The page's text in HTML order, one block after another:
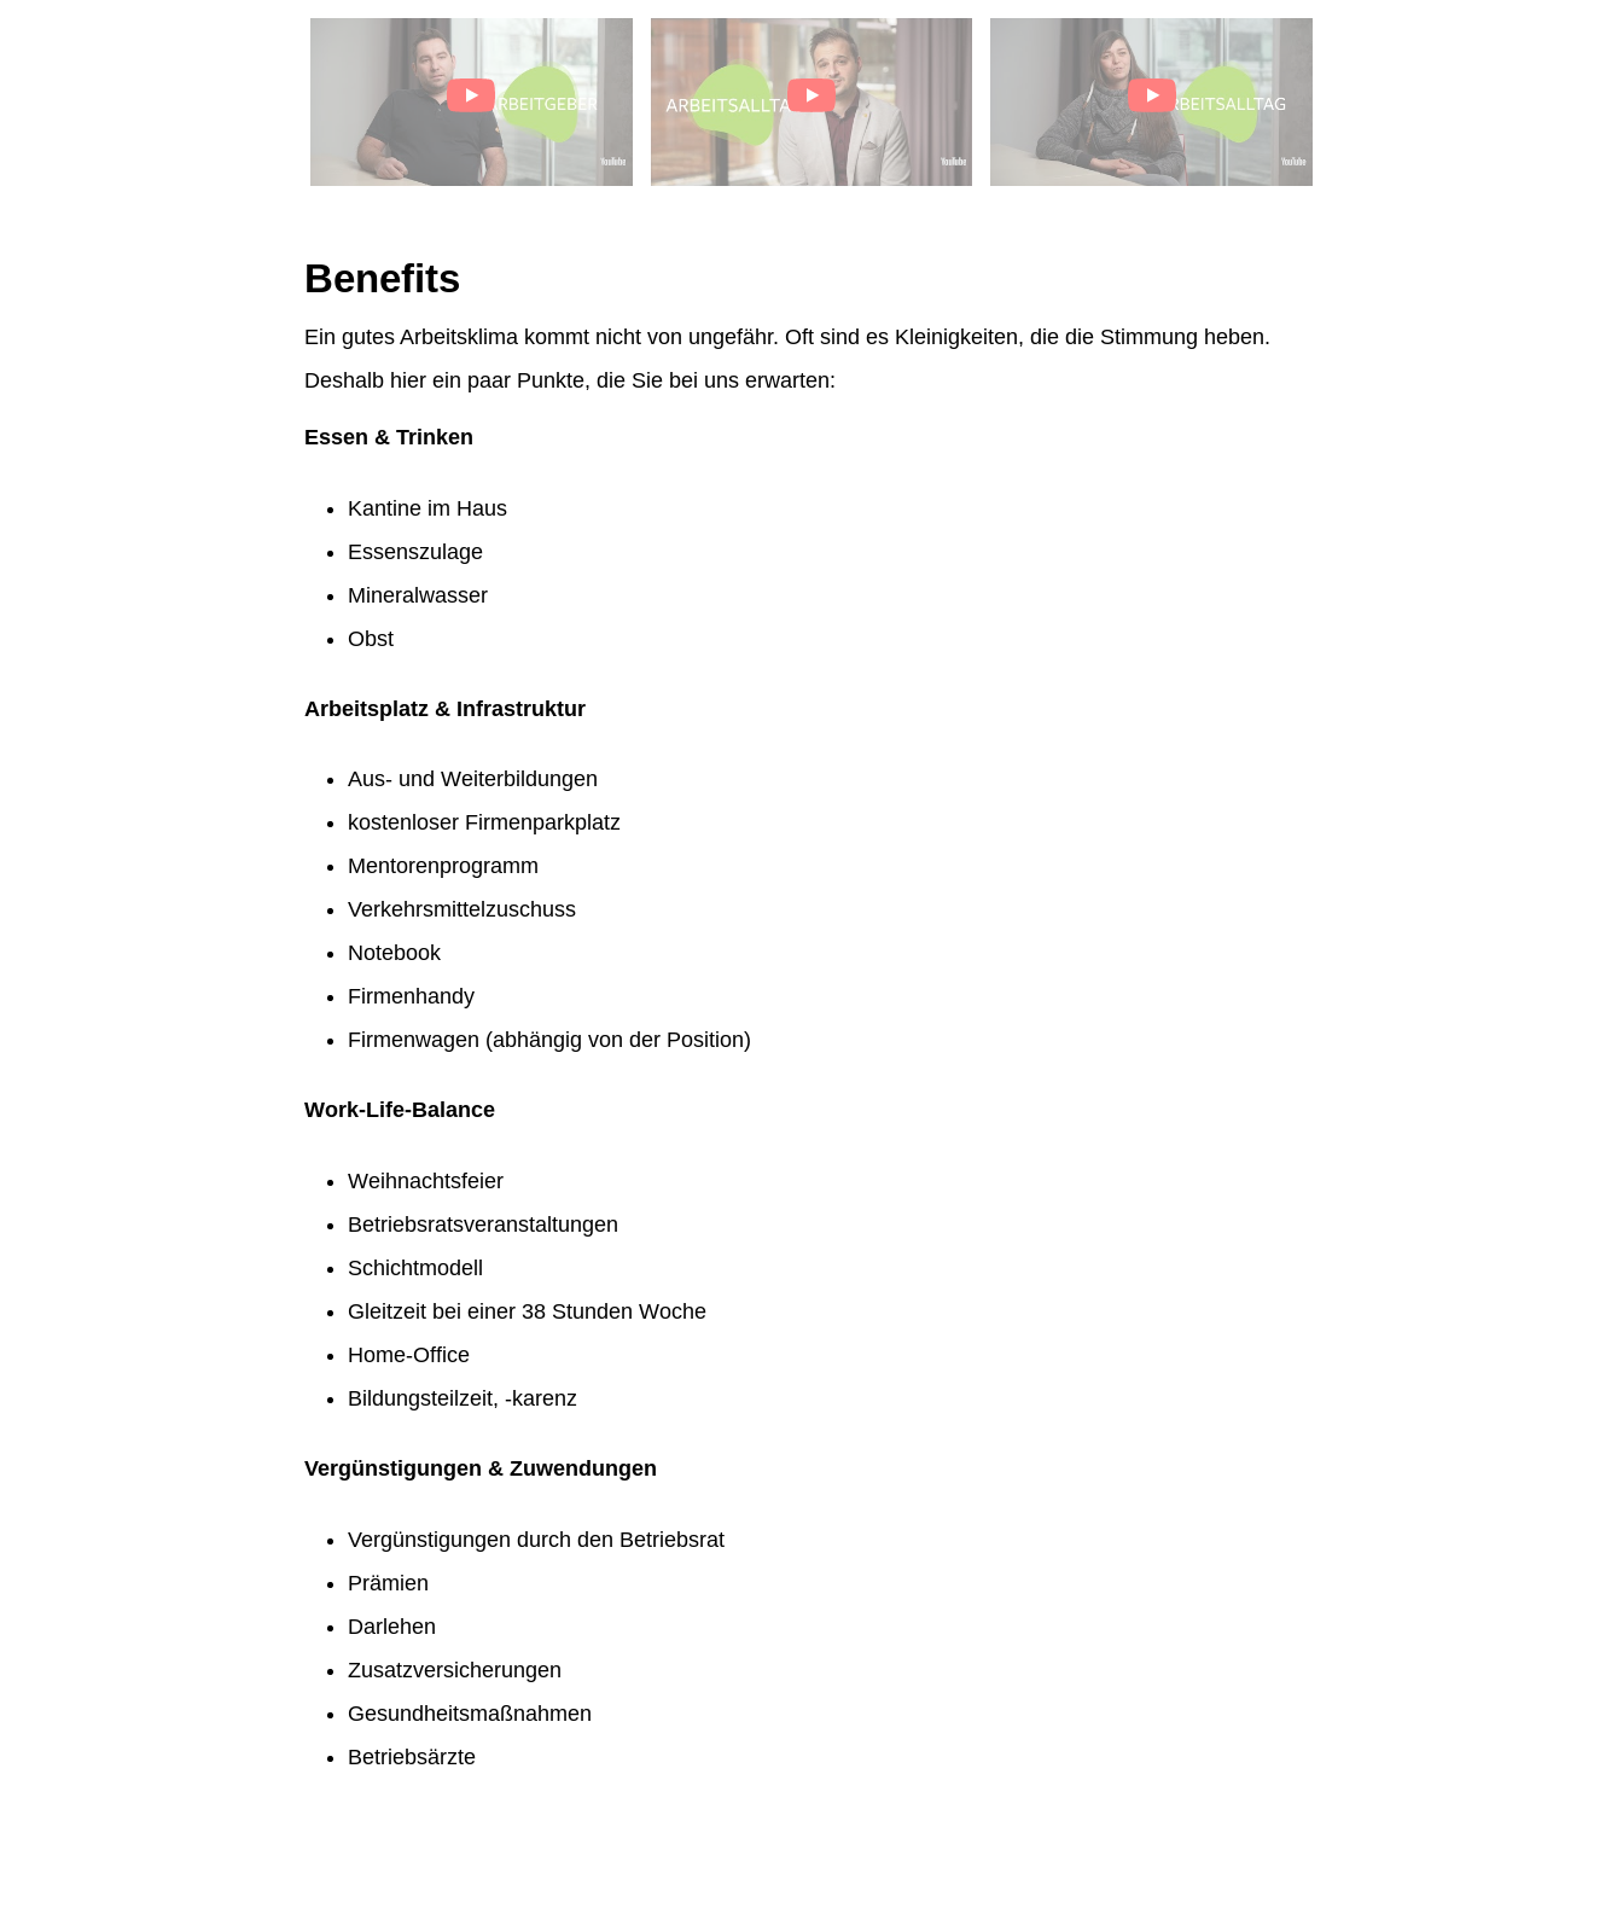
Benefits
Ein gutes Arbeitsklima kommt nicht von ungefähr. Oft sind es Kleinigkeiten, die die Stimmung heben.
Deshalb hier ein paar Punkte, die Sie bei uns erwarten:
Essen & Trinken
Kantine im Haus
Essenszulage
Mineralwasser
Obst
Arbeitsplatz & Infrastruktur
Aus- und Weiterbildungen
kostenloser Firmenparkplatz
Mentorenprogramm
Verkehrsmittelzuschuss
Notebook
Firmenhandy
Firmenwagen (abhängig von der Position)
Work-Life-Balance
Weihnachtsfeier
Betriebsratsveranstaltungen
Schichtmodell
Gleitzeit bei einer 38 Stunden Woche
Home-Office
Bildungsteilzeit, -karenz
Vergünstigungen & Zuwendungen
Vergünstigungen durch den Betriebsrat
Prämien
Darlehen
Zusatzversicherungen
Gesundheitsmaßnahmen
Betriebsärzte